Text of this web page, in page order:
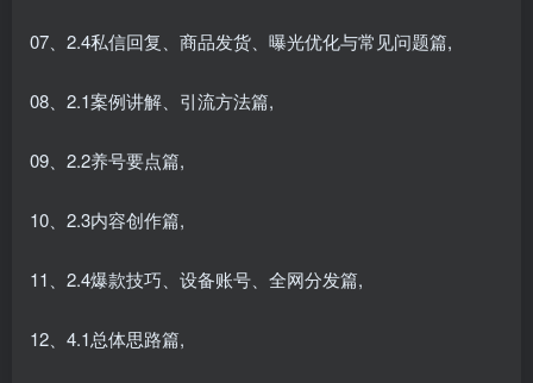
07、2.4私信回复、商品发货、曝光优化与常见问题篇,
08、2.1案例讲解、引流方法篇,
09、2.2养号要点篇,
10、2.3内容创作篇,
11、2.4爆款技巧、设备账号、全网分发篇,
12、4.1总体思路篇,